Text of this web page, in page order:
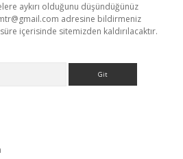
aykırı olduğunu düşündüğünüz
adresine bildirmeniz
içerisinde sitemizden kaldırılacaktır.